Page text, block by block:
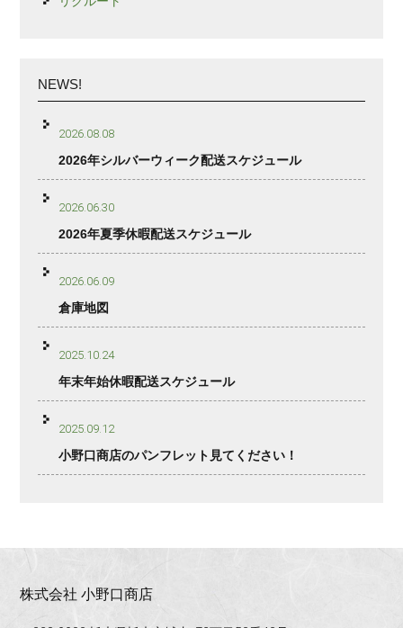
NEWS!
2026.08.08
2026年シルバーウィーク配送スケジュール
2026.06.30
2026年夏季休暇配送スケジュール
2026.06.09
倉庫地図
2025.10.24
年末年始休暇配送スケジュール
2025.09.12
小野口商店のパンフレット見てください！
株式会社 小野口商店